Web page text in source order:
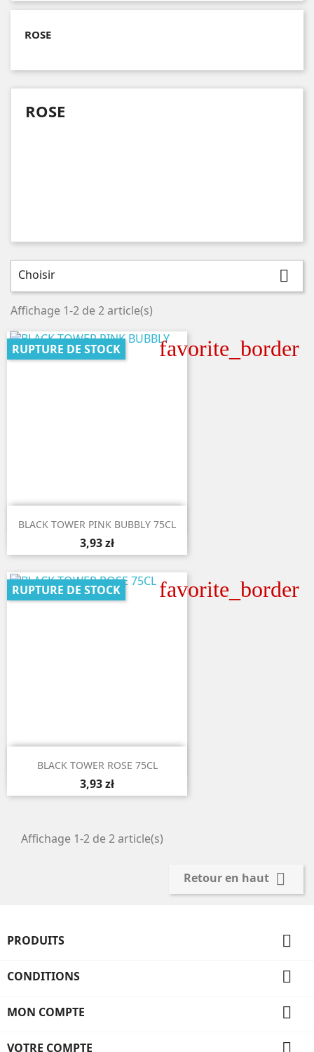
ROSE
ROSE
Choisir 
Affichage 1-2 de 2 article(s)
favorite_border
 Aperçu rapide
BLACK TOWER PINK BUBBLY 75CL
3,93 zł
RUPTURE DE STOCK
favorite_border
 Aperçu rapide
BLACK TOWER ROSE 75CL
3,93 zł
RUPTURE DE STOCK
Affichage 1-2 de 2 article(s)
Retour en haut 
PRODUITS 
CONDITIONS 
MON COMPTE 
VOTRE COMPTE